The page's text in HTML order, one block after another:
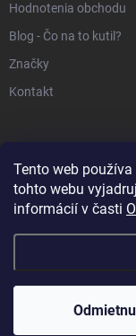
Tento web
tohto webu
informácií v časti
Hodnotenia obchodu
Blog - Čo na to kutil?
Značky
Kontakt
Copyright